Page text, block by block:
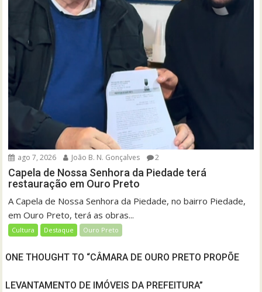
ago 7, 2026 João B. N. Gonçalves 2
Capela de Nossa Senhora da Piedade terá
restauração em Ouro Preto
A Capela de Nossa Senhora da Piedade, no bairro Piedade,
em Ouro Preto, terá as obras...
Cultura Destaque Ouro Preto
ONE THOUGHT TO “CÂMARA DE OURO PRETO PROPÕE
LEVANTAMENTO DE IMÓVEIS DA PREFEITURA”